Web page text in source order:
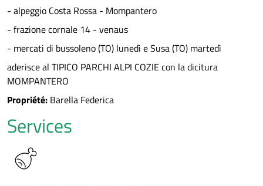
- alpeggio Costa Rossa - Mompantero
- frazione cornale 14 - venaus
- mercati di bussoleno (TO) lunedì e Susa (TO) martedì
aderisce al TIPICO PARCHI ALPI COZIE con la dicitura
MOMPANTERO
Propriété: Barella Federica
Services